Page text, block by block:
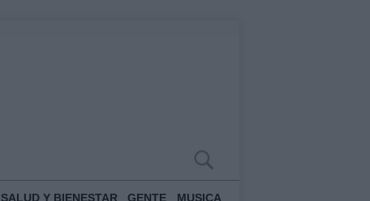
SALUD Y BIENESTAR GENTE MUSICA